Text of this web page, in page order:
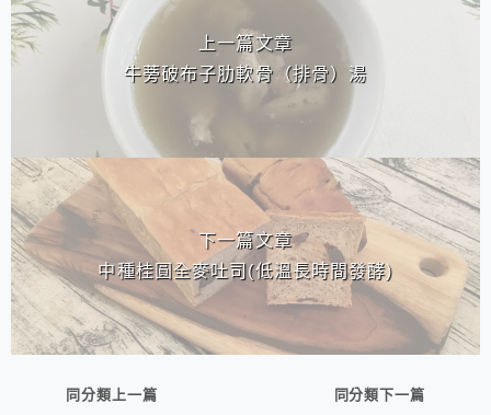
上一篇文章
牛蒡破布子肋軟骨（排骨）湯
下一篇文章
中種桂圓全麥吐司(低溫長時間發酵)
同分類上一篇 同分類下一篇